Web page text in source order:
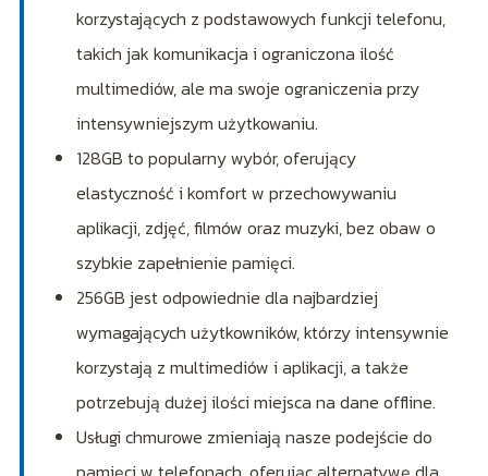
korzystających z podstawowych funkcji telefonu,
takich jak komunikacja i ograniczona ilość
multimediów, ale ma swoje ograniczenia przy
intensywniejszym użytkowaniu.
128GB to popularny wybór, oferujący
elastyczność i komfort w przechowywaniu
aplikacji, zdjęć, filmów oraz muzyki, bez obaw o
szybkie zapełnienie pamięci.
256GB jest odpowiednie dla najbardziej
wymagających użytkowników, którzy intensywnie
korzystają z multimediów i aplikacji, a także
potrzebują dużej ilości miejsca na dane offline.
Usługi chmurowe zmieniają nasze podejście do